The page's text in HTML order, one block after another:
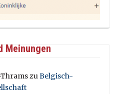
Meinungen
zuBelgisch-